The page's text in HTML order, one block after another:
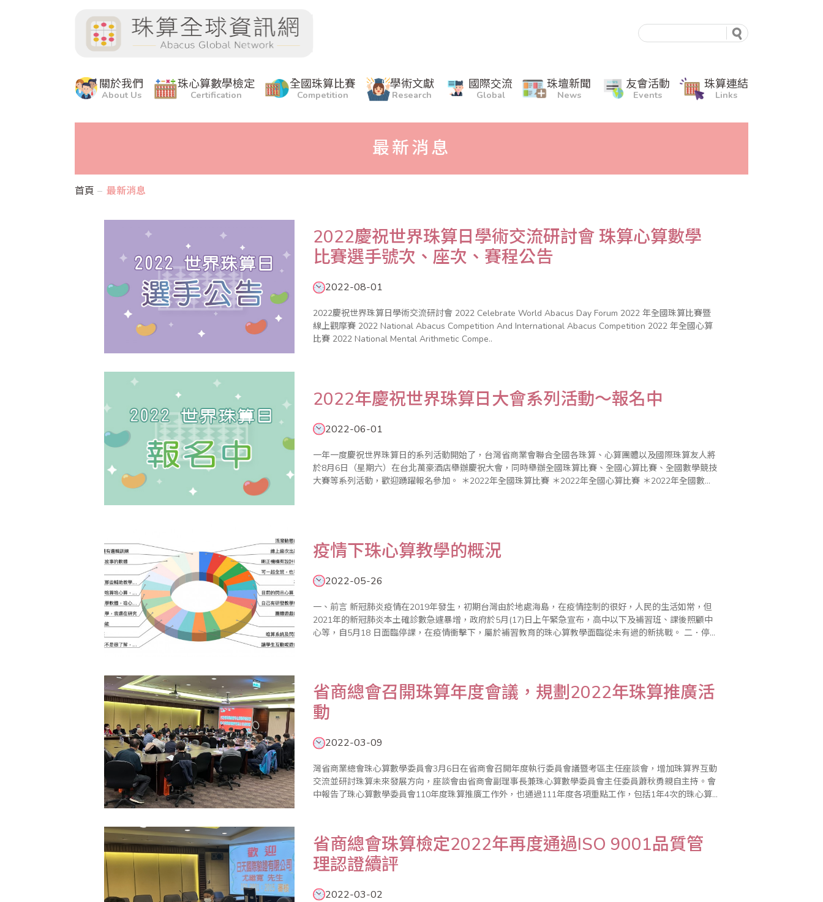
關於我們
About Us
珠心算數學檢定
Certification
全國珠算比賽
Competition
學術文獻
Research
國際交流
Global
珠壇新聞
News
友會活動
Events
珠算連結
Links
最新消息
首頁 最新消息
2022慶祝世界珠算日學術交流研討會 珠算心算數學
比賽選手號次、座次、賽程公告
2022-08-01
2022慶祝世界珠算日學術交流研討會 2022 Celebrate World Abacus Day Forum 2022 年全國珠算比賽暨
線上觀摩賽 2022 National Abacus Competition And International Abacus Competition 2022 年全國心算
比賽 2022 National Mental Arithmetic Compe..
2022年慶祝世界珠算日大會系列活動～報名中
2022-06-01
一年一度慶祝世界珠算日的系列活動開始了，台灣省商業會聯合全國各珠算、心算團體以及國際珠算友人將
於8月6日（星期六）在台北萬豪酒店舉辦慶祝大會，同時舉辦全國珠算比賽、全國心算比賽、全國數學競技
大賽等系列活動，歡迎踴躍報名參加。 ＊2022年全國珠算比賽 ＊2022年全國心算比賽 ＊2022年全國數學
疫情下珠心算教學的概況
2022-05-26
一、前言 新冠肺炎疫情在2019年發生，初期台灣由於地處海島，在疫情控制的很好，人民的生活如常，但
2021年的新冠肺炎本土確診數急遽暴增，政府於5月(17)日上午緊急宣布，高中以下及補習班、課後照顧中
心等，自5月18 日面臨停課，在疫情衝擊下，屬於補習教育的珠心算教學面臨從未有過的新挑戰。 二．停止
省商總會召開珠算年度會議，規劃2022年珠算推廣活
動
2022-03-09
灣省商業總會珠心算數學委員會3月6日在省商會召開年度執行委員會議暨考區主任座談會，增加珠算界互動
交流並研討珠算未來發展方向，座談會由省商會副理事長兼珠心算數學委員會主任委員蕭秋勇親自主持。會
中報告了珠心算數學委員會110年度珠算推廣工作外，也通過111年度各項重點工作，包括1年4次的珠心算
省商總會珠算檢定2022年再度通過ISO 9001品質管
理認證續評
2022-03-02